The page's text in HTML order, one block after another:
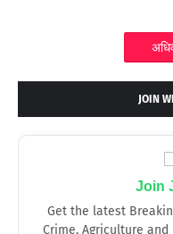
JOIN
Join
Get the latest
Crime, Agriculture